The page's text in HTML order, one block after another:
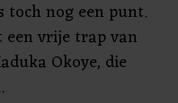
toch nog een punt.
een vrije trap van
Okoye, die